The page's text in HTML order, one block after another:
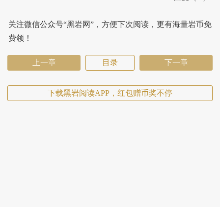
关注微信公众号“黑岩网”，方便下次阅读，更有海量岩币免
费领！
上一章 目录 下一章
下载黑岩阅读APP，红包赠币奖不停